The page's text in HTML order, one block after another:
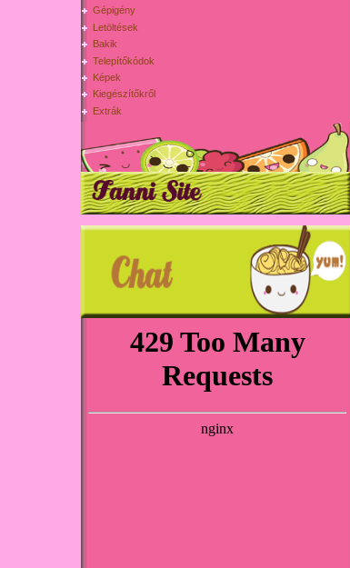
Gépigény
Letöltések
Bakik
Telepítőkódok
Képek
Kiegészítőkről
Extrák